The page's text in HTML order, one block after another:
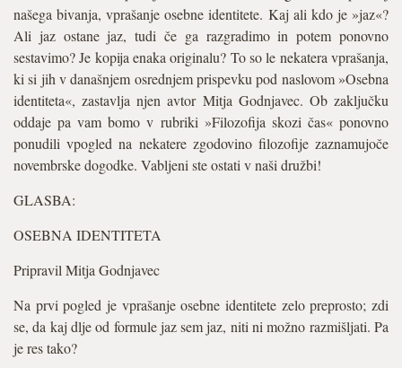
našega bivanja, vprašanje osebne identitete. Kaj ali kdo je »jaz«?
Ali jaz ostane jaz, tudi če ga razgradimo in potem ponovno
sestavimo? Je kopija enaka originalu? To so le nekatera vprašanja,
ki si jih v današnjem osrednjem prispevku pod naslovom »Osebna
identiteta«, zastavlja njen avtor Mitja Godnjavec. Ob zaključku
oddaje pa vam bomo v rubriki »Filozofija skozi čas« ponovno
ponudili vpogled na nekatere zgodovino filozofije zaznamujoče
novembrske dogodke. Vabljeni ste ostati v naši družbi!
GLASBA:
OSEBNA IDENTITETA
Pripravil Mitja Godnjavec
Na prvi pogled je vprašanje osebne identitete zelo preprosto; zdi
se, da kaj dlje od formule jaz sem jaz, niti ni možno razmišljati. Pa
je res tako?